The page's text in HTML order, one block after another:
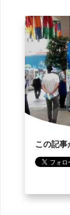
この記事